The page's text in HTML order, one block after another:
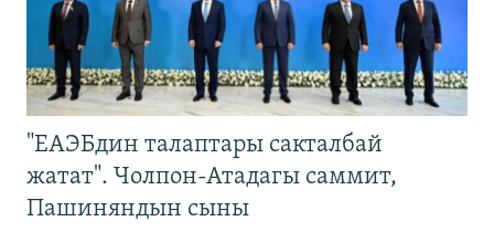
"ЕАЭБдин талаптары сакталбай
жатат". Чолпон-Атадагы саммит,
Пашиняндын сыны